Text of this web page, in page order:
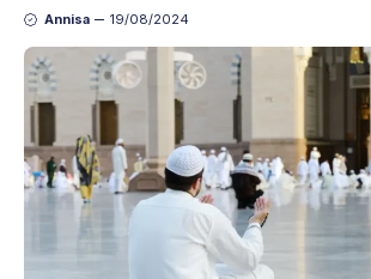
Annisa 19/08/2024